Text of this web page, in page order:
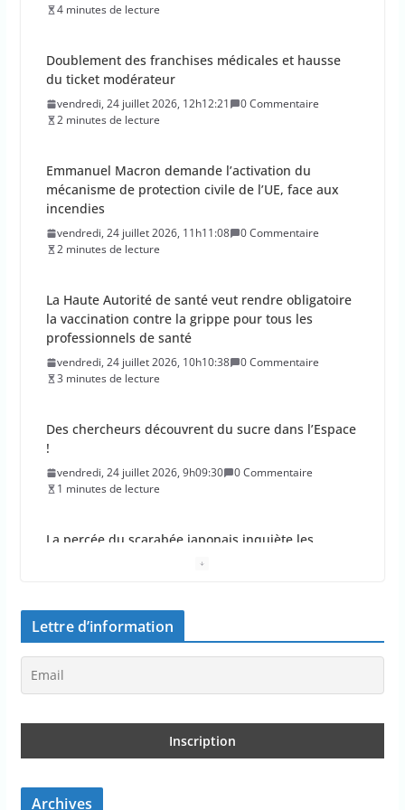
du ticket modérateur
2 minutes de lecture
mécanisme de protection civile de l’UE, face aux
incendies
2 minutes de lecture
la vaccination contre la grippe pour tous les
professionnels de santé
3 minutes de lecture
!
1 minutes de lecture
autorités françaises
jeudi, 23 juillet 2026, 11h11:01
En 2026, les incendies ont brûlé au moins 44 000
hectares en France
jeudi, 23 juillet 2026, 10h10:30
1 minutes de lecture
Les députés approuvent les viols en série sur les
jeudi, 23 juillet 2026, 9h09:08
2 minutes de lecture
Lettre d’information
Archives